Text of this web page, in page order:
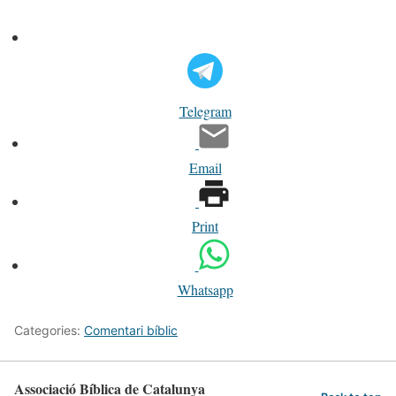
Telegram
Email
Print
Whatsapp
Categories: Comentari bíblic
Associació Bíblica de Catalunya